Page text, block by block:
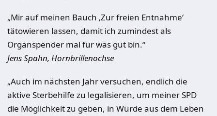
„Mir auf meinen Bauch ‚Zur freien Entnahme‘
tätowieren lassen, damit ich zumindest als
Organspender mal für was gut bin.“
Jens Spahn, Hornbrillenochse
„Auch im nächsten Jahr versuchen, endlich die
aktive Sterbehilfe zu legalisieren, um meiner SPD
die Möglichkeit zu geben, in Würde aus dem Leben